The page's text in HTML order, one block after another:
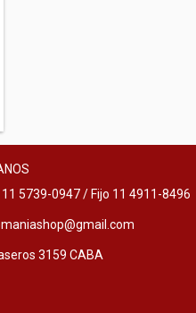
11 5739-0947 / Fijo 11 4911-8496
3159 CABA